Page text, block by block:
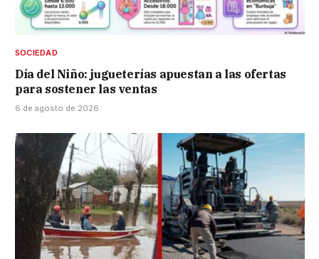
SOCIEDAD
Día del Niño: jugueterías apuestan a las ofertas
para sostener las ventas
6 de agosto de 2026